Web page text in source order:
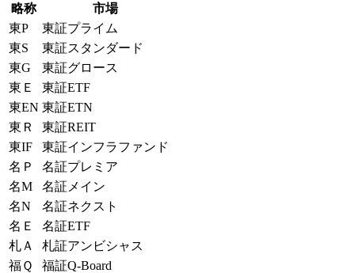
略称
市場
東P
東証プライム
東S
東証スタンダード
東G
東証グロース
東Ｅ
東証ETF
東EN 東証ETN
東Ｒ
東証REIT
東IF
東証インフラファンド
名Ｐ
名証プレミア
名M
名証メイン
名N
名証ネクスト
名Ｅ
名証ETF
札Ａ
札証アンビシャス
福Ｑ
福証Q-Board